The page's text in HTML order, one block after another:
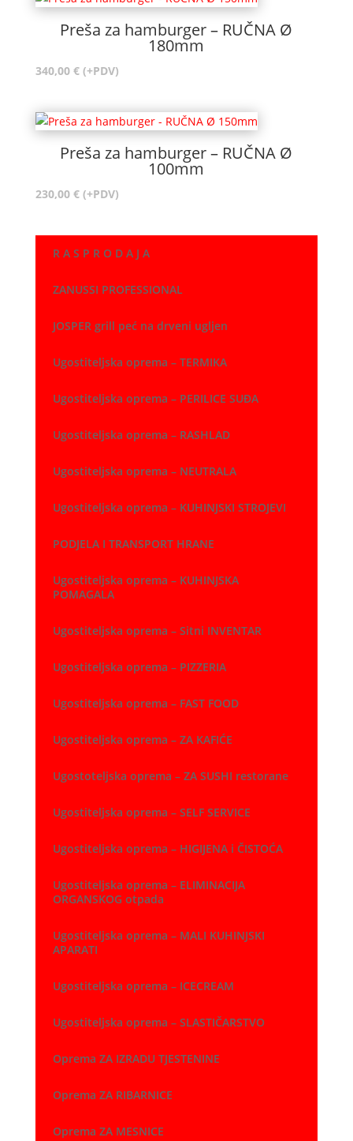
Preša za hamburger – RUČNA Ø
180mm
340,00 € (+PDV)
Preša za hamburger – RUČNA Ø
100mm
230,00 € (+PDV)
R A S P R O D A J A
ZANUSSI PROFESSIONAL
JOSPER grill peć na drveni ugljen
Ugostiteljska oprema – TERMIKA
Ugostiteljska oprema – PERILICE SUĐA
Ugostiteljska oprema – RASHLAD
Ugostiteljska oprema – NEUTRALA
Ugostiteljska oprema – KUHINJSKI STROJEVI
PODJELA I TRANSPORT HRANE
Ugostiteljska oprema – KUHINJSKA
POMAGALA
Ugostiteljska oprema – Sitni INVENTAR
Ugostiteljska oprema – PIZZERIA
Ugostiteljska oprema – FAST FOOD
Ugostiteljska oprema – ZA KAFIĆE
Ugostoteljska oprema – ZA SUSHI restorane
Ugostiteljska oprema – SELF SERVICE
Ugostiteljska oprema – HIGIJENA i ČISTOĆA
Ugostiteljska oprema – ELIMINACIJA
ORGANSKOG otpada
Ugostiteljska oprema – MALI KUHINJSKI
APARATI
Ugostiteljska oprema – ICECREAM
Ugostiteljska oprema – SLASTIČARSTVO
Oprema ZA IZRADU TJESTENINE
Oprema ZA RIBARNICE
Oprema ZA MESNICE